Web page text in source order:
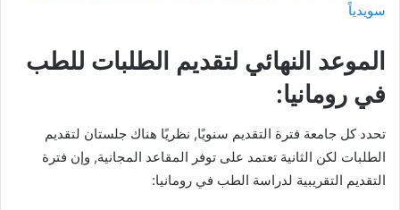
سويدياً
الموعد النهائي لتقديم الطلبات للطب
في رومانيا:
تحدد كل جامعة فترة التقديم سنويًا, نظريًا هناك جلستان لتقديم
الطلبات لكن الثانية تعتمد على توفر المقاعد المجانية, وإن فترة
التقديم التقريبية لدراسة الطب في رومانيا: